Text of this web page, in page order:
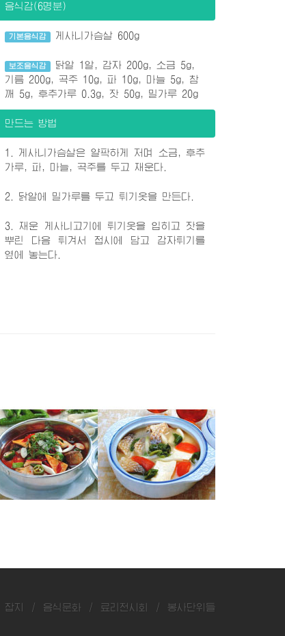
음식감(6명분)
기본음식감 게사니가슴살 600g
보조음식감
닭알 1알, 감자 200g, 소금 5g,
기름 200g, 곡주 10g, 파 10g, 마늘 5g, 참
깨 5g, 후추가루 0.3g, 잣 50g, 밀가루 20g
만드는 방법
1. 게사니가슴살은 얄팍하게 저며 소금, 후추
가루, 파, 마늘, 곡주를 두고 재운다.
2. 닭알에 밀가루를 두고 튀기옷을 만든다.
3. 재운 게사니고기에 튀기옷을 입히고 잣을
뿌린 다음 튀겨서 접시에 담고 감자튀기를
옆에 놓는다.
잡지 / 음식문화 / 료리전시회 / 봉사단위들